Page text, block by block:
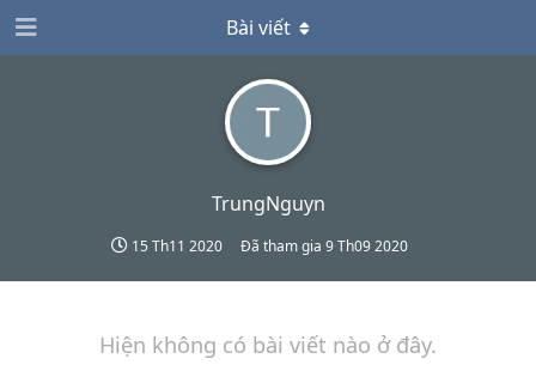
TrungNguyn
15 Th11 2020 Đã tham gia 9 Th09 2020
Bài viết
Hiện không có bài viết nào ở đây.